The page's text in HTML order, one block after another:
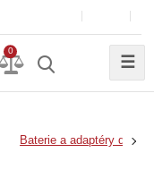
0
☰
Baterie a adaptéry do